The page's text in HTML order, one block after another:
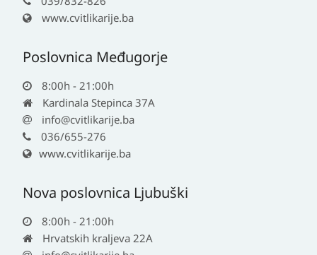
www.cvitlikarije.ba
Poslovnica Međugorje
8:00h - 21:00h
Kardinala Stepinca 37A
info@cvitlikarije.ba
036/655-276
www.cvitlikarije.ba
Nova poslovnica Ljubuški
8:00h - 21:00h
Hrvatskih kraljeva 22A